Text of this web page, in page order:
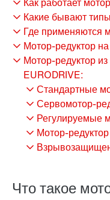
Какие бывают
Где применяются
Мотор-редуктор
Мотор-редуктор
EURODRIVE:
Стандартные
Сервомотор-
Регулируемые
Мотор-
Что такое